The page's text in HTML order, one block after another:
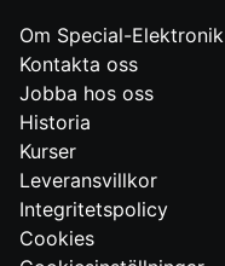
Om Special-Elektronik
Kontakta oss
Jobba hos oss
Historia
Kurser
Leveransvillkor
Integritetspolicy
Cookies